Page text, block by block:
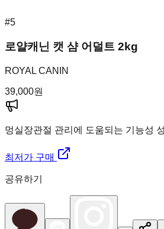
#5
로얄캐닌 캣 샴 어덜트 2kg
ROYAL CANIN
39,000원
멍실장관절 관리에 도움되는 기능성
최저가 구매
공유하기